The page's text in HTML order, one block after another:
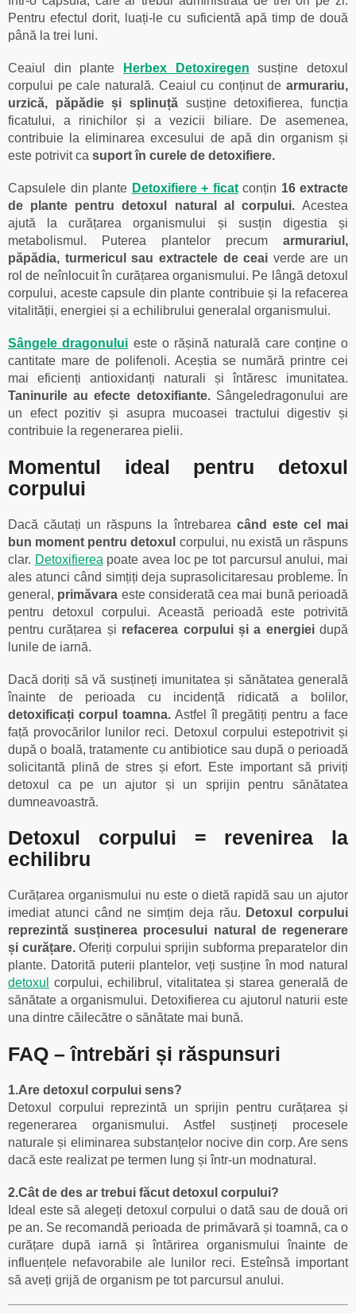
Pentru efectul dorit, luați-le cu suficientă apă timp de două
până la trei luni.
Ceaiul din plante Herbex Detoxiregen susține detoxul
corpului pe cale naturală. Ceaiul cu conținut de armurariu,
urzică, păpădie și splinuță susține detoxifierea, funcția
ficatului, a rinichilor și a vezicii biliare. De asemenea,
contribuie la eliminarea excesului de apă din organism și
este potrivit ca suport în curele de detoxifiere.
Capsulele din plante Detoxifiere + ficatconțin 16 extracte
de plante pentru detoxul natural al corpului. Acestea
ajută la curățarea organismului și susțin digestia și
metabolismul. Puterea plantelor precum armurariul,
păpădia, turmericul sau extractele de ceai verde are un
rol de neînlocuit în curățarea organismului. Pe lângă detoxul
corpului, aceste capsule din plante contribuie și la refacerea
vitalității, energiei și a echilibrului generalal organismului.
Sângele dragonului este o rășină naturală care conține o
cantitate mare de polifenoli. Aceștia se numără printre cei
mai eficienți antioxidanți naturali și întăresc imunitatea.
Taninurile au efecte detoxifiante.Sângeledragonului are
un efect pozitiv și asupra mucoasei tractului digestiv și
contribuie la regenerarea pielii.
Momentul ideal pentru detoxul
corpului
Dacă căutați un răspuns la întrebarea când este cel mai
bun moment pentru detoxul corpului, nu există un răspuns
clar. Detoxifierea poate avea loc pe tot parcursul anului, mai
ales atunci când simțiți deja suprasolicitaresau probleme. În
general, primăvara este considerată cea mai bună perioadă
pentru detoxul corpului. Această perioadă este potrivită
pentru curățarea și refacerea corpului și a energieidupă
lunile de iarnă.
Dacă doriți să vă susțineți imunitatea și sănătatea generală
înainte de perioada cu incidență ridicată a bolilor,
detoxificați corpul toamna.Astfel îl pregătiți pentru a face
față provocărilor lunilor reci. Detoxul corpului estepotrivit și
după o boală, tratamente cu antibiotice sau după o perioadă
solicitantă plină de stres și efort. Este important să priviți
detoxul ca pe un ajutor și un sprijin pentru sănătatea
dumneavoastră.
Detoxul corpului = revenirea la
echilibru
Curățarea organismului nu este o dietă rapidă sau un ajutor
imediat atunci când ne simțim deja rău. Detoxul corpului
reprezintă susținerea procesului natural de regenerare
și curățare.Oferiți corpului sprijin subforma preparatelor din
plante. Datorită puterii plantelor, veți susține în mod natural
detoxul
corpului, echilibrul, vitalitatea și starea generală de
sănătate a organismului. Detoxifierea cu ajutorul naturii este
una dintre căilecătre o sănătate mai bună.
FAQ – întrebări și răspunsuri
1.Are detoxul corpului sens?
Detoxul corpului reprezintă un sprijin pentru curățarea și
regenerarea organismului. Astfel susțineți procesele
naturale și eliminarea substanțelor nocive din corp. Are sens
dacă este realizat pe termen lung și într-un modnatural.
2.Cât de des ar trebui făcut detoxul corpului?
Ideal este să alegeți detoxul corpului o dată sau de două ori
pe an. Se recomandă perioada de primăvară și toamnă, ca o
curățare după iarnă și întărirea organismului înainte de
influențele nefavorabile ale lunilor reci. Esteînsă important
să aveți grijă de organism pe tot parcursul anului.